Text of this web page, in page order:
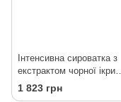
Інтенсивна сироватка з
екстрактом чорної ікри
CAVIAR INTENSIVE
ED Cosmetics, 30 мл
1 823 грн